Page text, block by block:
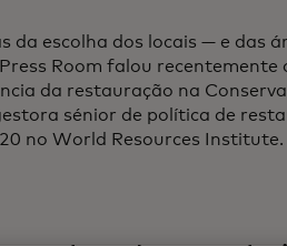
da escolha dos locais — e das
Room falou recentemente
da restauração na
sénior de política de
no World Resources Institute.